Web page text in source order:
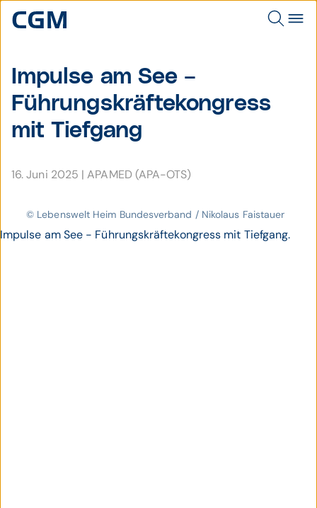
Impulse am See –
Führungs­kräfte­kon­gress
mit Tief­gang
16. Juni 2025 |APAMED (APA-OTS)
© Lebenswelt Heim Bundesverband / Nikolaus Faistauer
Impulse am See - Führungskräftekongress mit Tiefgang.